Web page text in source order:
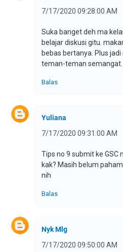
7/17/2020 09:28:00 AM
Suka banget deh ma
belajar diskusi gitu.
bebas bertanya. Plus
teman-teman semangat.
Balas
Yuliana
7/17/2020 09:31:00 AM
Tips no 9 submit ke GSC
kak? Masih belum
nih
Balas
Nyk Mlg
7/17/2020 09:50:00 AM